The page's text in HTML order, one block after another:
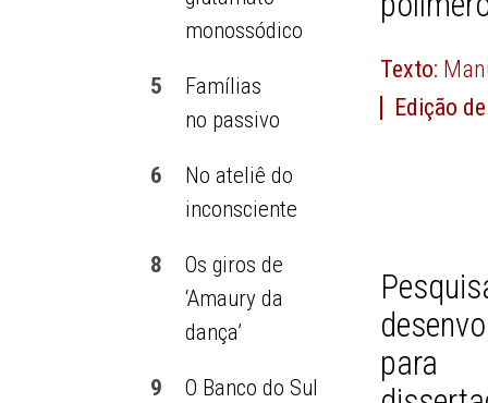
monossódico
5
Famílias
no passivo
6
No ateliê do
inconsciente
8
Os giros de
‘Amaury da
dança’
9
O Banco do Sul
Texto:
Edição